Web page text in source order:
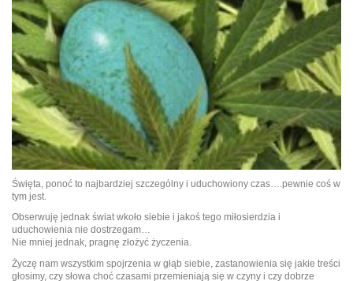
Święta, ponoć to najbardziej szczególny i uduchowiony czas….pewnie coś w
tym jest.
Obserwuję jednak świat wkoło siebie i jakoś tego miłosierdzia i
uduchowienia nie dostrzegam…
Nie mniej jednak, pragnę złożyć życzenia.
Życzę nam wszystkim spojrzenia w głąb siebie, zastanowienia się jakie treści
głosimy, czy słowa choć czasami przemieniają się w czyny i czy dobrze